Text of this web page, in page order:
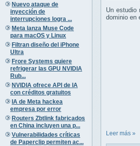
Nuevo ataque de
inyección de
interrupciones logra ...
Meta lanza Muse Code
para macOS y Linux
Filtran diseño del iPhone
Ultra
Frore Systems quiere
refrigerar las GPU NVIDIA
Rub...
NVIDIA ofrece API de IA
con créditos gratuitos
IA de Meta hackea
empresa por error
Routers Zbtlink fabricados
en China incluyen una p...
Vulnerabilidades críticas
de Paperclip permiten ac...
Un
dominio en
Leer más »